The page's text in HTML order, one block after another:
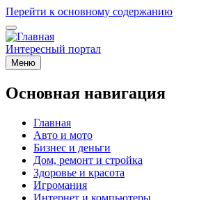
Перейти к основному содержанию
Интересный портал
Меню
Основная навигация
Главная
Авто и мото
Бизнес и деньги
Дом, ремонт и стройка
Здоровье и красота
Игромания
Интернет и компьютеры